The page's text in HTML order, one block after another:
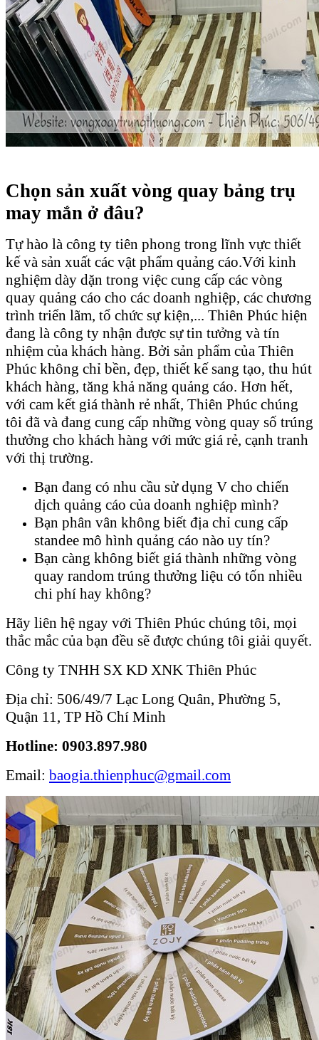
Chọn sản xuất vòng quay bảng trụ
may mắn ở đâu?
Tự hào là công ty tiên phong trong lĩnh vực thiết
kế và sản xuất các vật phẩm quảng cáo.Với kinh
nghiệm dày dặn trong việc cung cấp các vòng
quay quảng cáo cho các doanh nghiệp, các chương
trình triển lãm, tổ chức sự kiện,... Thiên Phúc hiện
đang là công ty nhận được sự tin tưởng và tín
nhiệm của khách hàng. Bởi sản phẩm của Thiên
Phúc không chỉ bền, đẹp, thiết kế sang tạo, thu hút
khách hàng, tăng khả năng quảng cáo. Hơn hết,
với cam kết giá thành rẻ nhất, Thiên Phúc chúng
tôi đã và đang cung cấp những vòng quay số trúng
thưởng cho khách hàng với mức giá rẻ, cạnh tranh
với thị trường.
Bạn đang có nhu cầu sử dụng V cho chiến
dịch quảng cáo của doanh nghiệp mình?
Bạn phân vân không biết địa chỉ cung cấp
standee mô hình quảng cáo nào uy tín?
Bạn càng không biết giá thành những vòng
quay random trúng thưởng liệu có tốn nhiều
chi phí hay không?
Hãy liên hệ ngay với Thiên Phúc chúng tôi, mọi
thắc mắc của bạn đều sẽ được chúng tôi giải quyết.
Công ty TNHH SX KD XNK Thiên Phúc
Địa chỉ: 506/49/7 Lạc Long Quân, Phường 5,
Quận 11, TP Hồ Chí Minh
Hotline: 0903.897.980
Email: baogia.thienphuc@gmail.com